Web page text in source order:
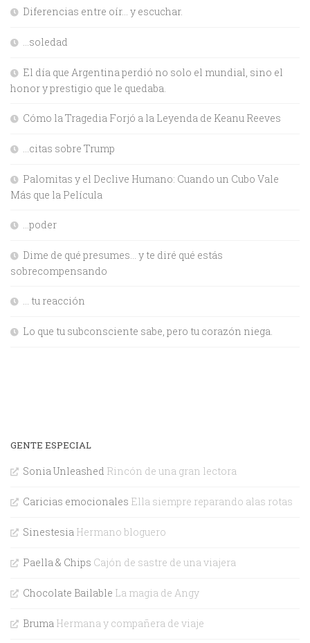
Diferencias entre oír… y escuchar.
…soledad
El día que Argentina perdió no solo el mundial, sino el
honor y prestigio que le quedaba.
Cómo la Tragedia Forjó a la Leyenda de Keanu Reeves
…citas sobre Trump
Palomitas y el Declive Humano: Cuando un Cubo Vale
Más que la Película
…poder
Dime de qué presumes… y te diré qué estás
sobrecompensando
… tu reacción
Lo que tu subconsciente sabe, pero tu corazón niega.
GENTE ESPECIAL
Sonia Unleashed Rincón de una gran lectora
Caricias emocionales Ella siempre reparando alas rotas
Sinestesia Hermano bloguero
Paella & Chips Cajón de sastre de una viajera
Chocolate Bailable La magia de Angy
Bruma Hermana y compañera de viaje